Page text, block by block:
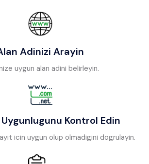
Adinizi Arayin
uygun alan adini belirleyin.
Kontrol Edin
icin uygun olup olmadigini dogrulayin.